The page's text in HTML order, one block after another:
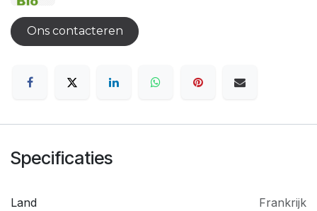
Ons contacteren
Specificaties
Land Frankrijk